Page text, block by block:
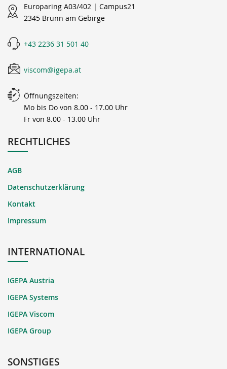
Europaring A03/402 | Campus21
2345 Brunn am Gebirge
+43 2236 31 501 40
viscom@igepa.at
Öffnungszeiten:
Mo bis Do von 8.00 - 17.00 Uhr
Fr von 8.00 - 13.00 Uhr
RECHTLICHES
AGB
Datenschutzerklärung
Kontakt
Impressum
INTERNATIONAL
IGEPA Austria
IGEPA Systems
IGEPA Viscom
IGEPA Group
SONSTIGES